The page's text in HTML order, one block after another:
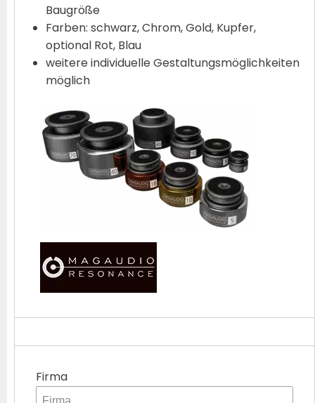
Baugröße
Farben: schwarz, Chrom, Gold, Kupfer,
optional Rot, Blau
weitere individuelle Gestaltungsmöglichkeiten
möglich
Firma